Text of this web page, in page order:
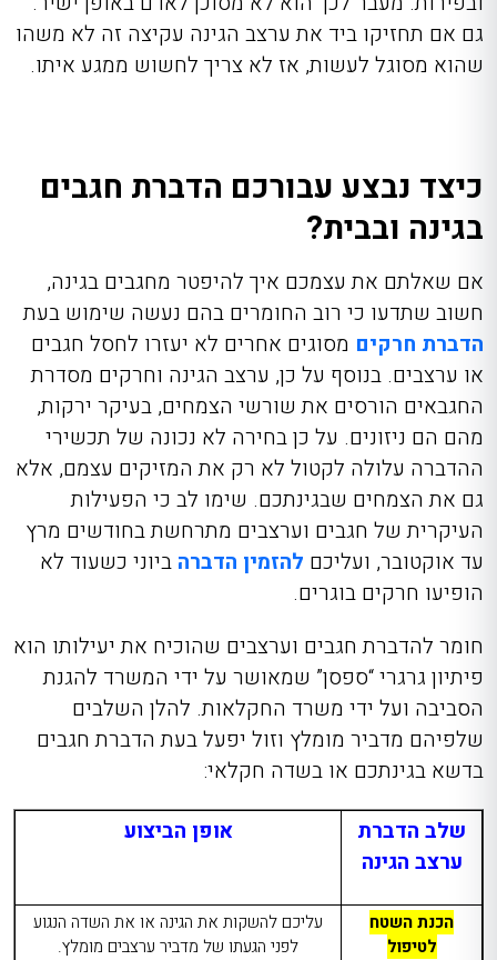
גם אם תחזיקו ביד את ערצב הגינה עקיצה זה לא משהו
שהוא מסוגל לעשות, אז לא צריך לחשוש ממגע איתו.
כיצד נבצע עבורכם הדברת חגבים
בגינה ובבית?
אם שאלתם את עצמכם איך להיפטר מחגבים בגינה,
חשוב שתדעו כי רוב החומרים בהם נעשה שימוש בעת
הדברת חרקים מסוגים אחרים לא יעזרו לחסל חגבים
או ערצבים. בנוסף על כן, ערצב הגינה וחרקים מסדרת
החגבאים הורסים את שורשי הצמחים, בעיקר ירקות,
מהם הם ניזונים. על כן בחירה לא נכונה של תכשירי
ההדברה עלולה לקטול לא רק את המזיקים עצמם, אלא
גם את הצמחים שבגינתכם. שימו לב כי הפעילות
העיקרית של חגבים וערצבים מתרחשת בחודשים מרץ
עד אוקטובר, ועליכם להזמין הדברה ביוני כשעוד לא
הופיעו חרקים בוגרים.
חומר להדברת חגבים וערצבים שהוכיח את יעילותו הוא
פיתיון גרגרי “ספסן” שמאושר על ידי המשרד להגנת
הסביבה ועל ידי משרד החקלאות. להלן השלבים
שלפיהם מדביר מומלץ וזול יפעל בעת הדברת חגבים
בדשא בגינתכם או בשדה חקלאי:
שלב הדברת
ערצב הגינה
אופן הביצוע
הכנת השטח
לטיפול
עליכם להשקות את הגינה או את השדה הנגוע
לפני הגעתו של מדביר ערצבים מומלץ.